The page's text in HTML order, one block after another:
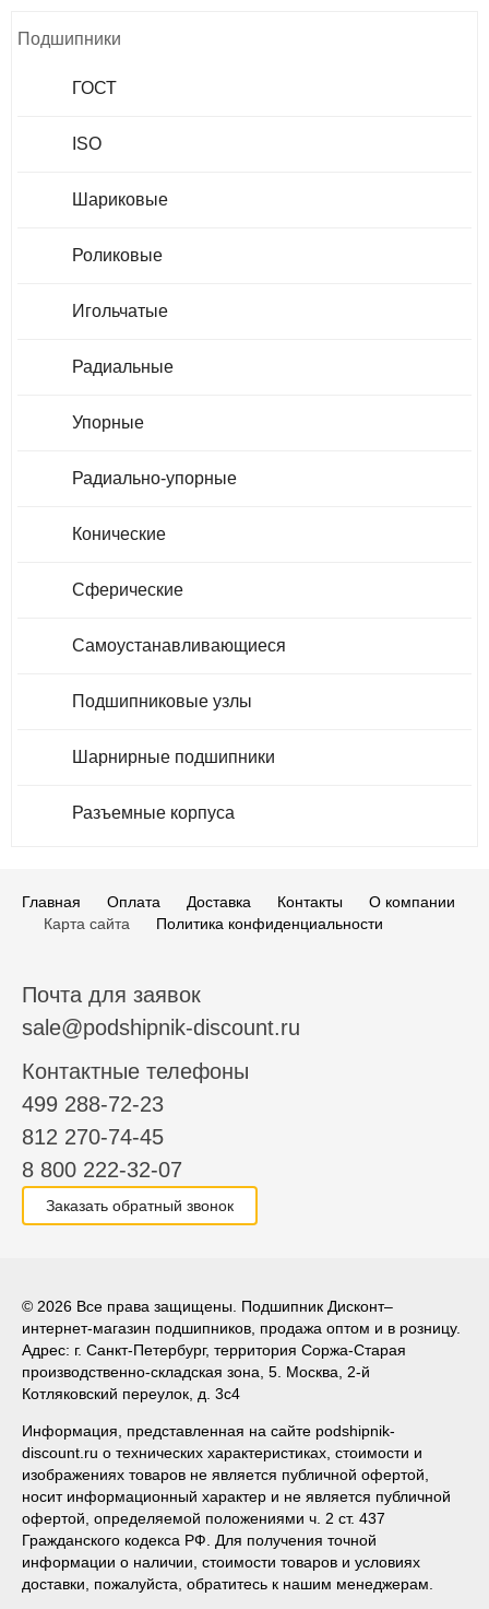
Подшипники
ГОСТ
ISO
Шариковые
Роликовые
Игольчатые
Радиальные
Упорные
Радиально-упорные
Конические
Сферические
Самоустанавливающиеся
Подшипниковые узлы
Шарнирные подшипники
Разъемные корпуса
Главная Оплата Доставка Контакты
О компании
Карта сайта
Политика конфиденциальности
Почта для заявок
sale@podshipnik-discount.ru
Контактные телефоны
499 288-72-23
812 270-74-45
8 800 222-32-07
Заказать обратный звонок
© 2026 Все права защищены. Подшипник Дисконт–
интернет-магазин подшипников, продажа оптом и в розницу.
Адрес: г. Санкт-Петербург, территория Соржа-Старая
производственно-складская зона, 5. Москва, 2-й
Котляковский переулок, д. 3с4
Информация, представленная на сайте podshipnik-
discount.ru о технических характеристиках, стоимости и
изображениях товаров не является публичной офертой,
носит информационный характер и не является публичной
офертой, определяемой положениями ч. 2 ст. 437
Гражданского кодекса РФ. Для получения точной
информации о наличии, стоимости товаров и условиях
доставки, пожалуйста, обратитесь к нашим менеджерам.